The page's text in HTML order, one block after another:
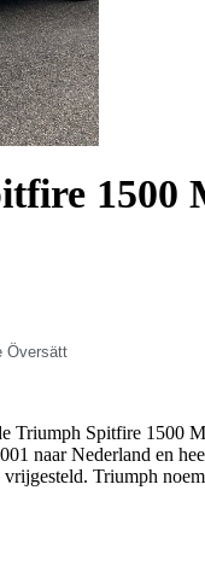
1500
Översätt
Triumph Spitfire 1500
naar Nederland en
Triumph